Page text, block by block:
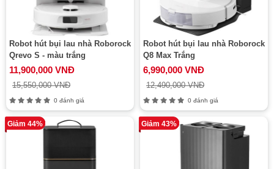
Robot hút bụi lau nhà Roborock
Qrevo S - màu trắng
11,900,000 VNĐ
15,550,000 VNĐ
0 đánh giá
Robot hút bụi lau nhà Roborock
Q8 Max Trắng
6,990,000 VNĐ
12,490,000 VNĐ
0 đánh giá
Giảm 44% Giảm 43%